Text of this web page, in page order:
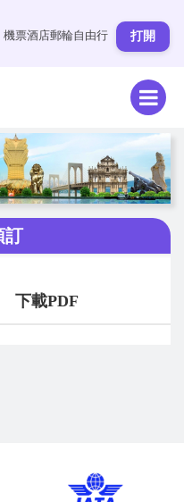
票酒店郵輪自由行
打開
訂
下載PDF